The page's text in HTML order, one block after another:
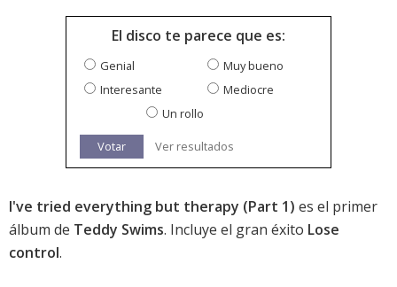
El disco te parece que es:
Genial
Muy bueno
Interesante
Mediocre
Un rollo
Votar Ver resultados
I've tried everything but therapy (Part 1) es el primer
álbum de Teddy Swims. Incluye el gran éxito Lose
control.